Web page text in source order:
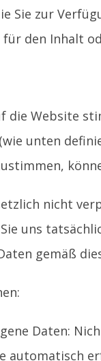
Sie zur
den Inhalt
die Website
unten
nicht
uns
gemäß
Daten:
automatisch